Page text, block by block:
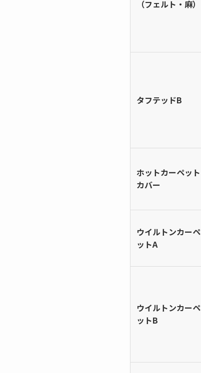
（フェルト・麻）
タフテッドB
ホットカーペット
カバー
ウイルトンカーペ
ットA
ウイルトンカーペ
ットB